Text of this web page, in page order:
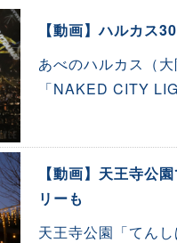
【動画】ハルカス
あべのハルカス（
「NAKED CITY
【動画】天王寺
リーも
天王寺公園「てん